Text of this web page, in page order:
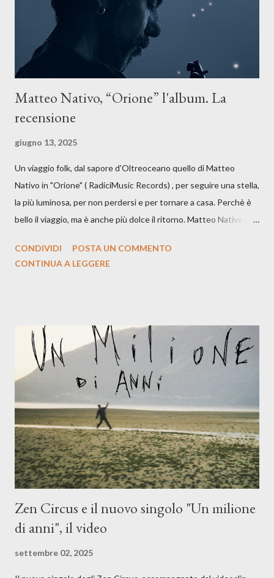
artistico con una composizi...
Matteo Nativo, “Orione” l'album. La
recensione
giugno 13, 2025
Un viaggio folk, dal sapore d'Oltreoceano quello di Matteo
Nativo in "Orione" ( RadiciMusic Records) , per seguire una stella,
la più luminosa, per non perdersi e per tornare a casa. Perchè è
bello il viaggio, ma è anche più dolce il ritorno. Matteo Nativo per
indubbiamente matura e consapevole oltre che con ottimi
Dicevamo. Ed è da qui che il nostro inizia questo concept
musicale, con " Che ora è" , raccontando la separazione dalla
moglie, del senso di sconfitta e del caldo afoso che opprime,
giusta condizione di sopraffazione: "Non so che ora è, che giorno
è, di questa estate che...". E' raro fare uscire come singolo una
cover, ma...
CONDIVIDI
POSTA UN COMMENTO
CONTINUA A LEGGERE
Zen Circus e il nuovo singolo "Un milione
di anni", il video
settembre 02, 2025